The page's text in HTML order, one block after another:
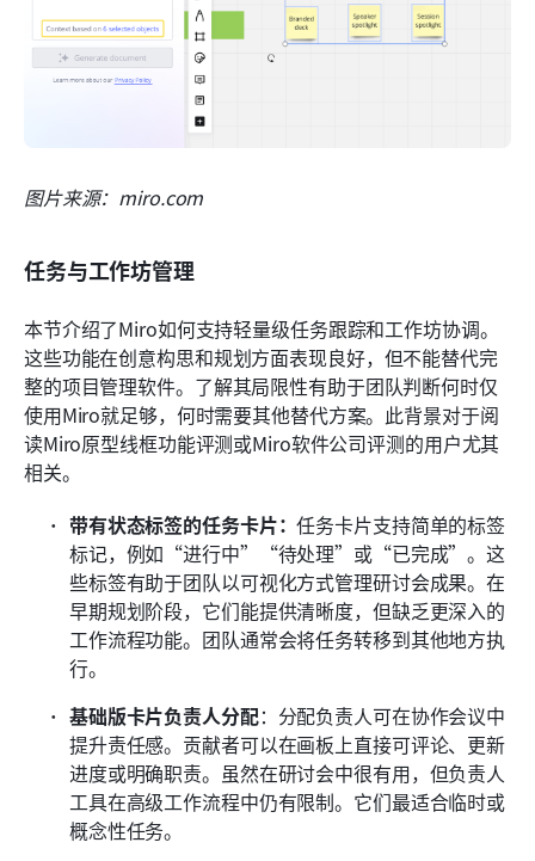
图片来源：miro.com
任务与工作坊管理
本节介绍了Miro如何支持轻量级任务跟踪和工作坊协调。
这些功能在创意构思和规划方面表现良好，但不能替代完
整的项目管理软件。了解其局限性有助于团队判断何时仅
使用Miro就足够，何时需要其他替代方案。此背景对于阅
读Miro原型线框功能评测或Miro软件公司评测的用户尤其
相关。
带有状态标签的任务卡片：任务卡片支持简单的标签
标记，例如“进行中”“待处理”或“已完成”。这
些标签有助于团队以可视化方式管理研讨会成果。在
早期规划阶段，它们能提供清晰度，但缺乏更深入的
工作流程功能。团队通常会将任务转移到其他地方执
行。
基础版卡片负责人分配：分配负责人可在协作会议中
提升责任感。贡献者可以在画板上直接可评论、更新
进度或明确职责。虽然在研讨会中很有用，但负责人
工具在高级工作流程中仍有限制。它们最适合临时或
概念性任务。